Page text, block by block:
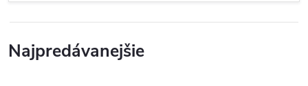
Najpredávanejšie